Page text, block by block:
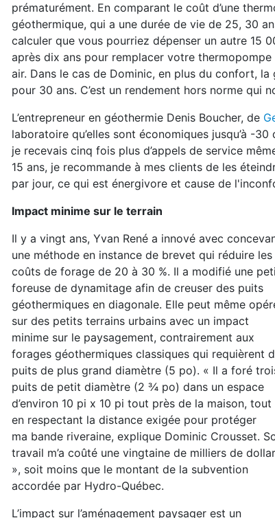
prématurément. En comparant le coût d’une
géothermique, qui a une durée de vie de 25, 30
calculer que vous pourriez dépenser un autre 15
après dix ans pour remplacer votre thermopompe
air. Dans le cas de Dominic, en plus du confort, la
pour 30 ans. C’est un rendement hors norme qui
L’entrepreneur en géothermie Denis Boucher, de
laboratoire qu’elles sont économiques jusqu’à -30
je recevais cinq fois plus d’appels de service
15 ans, je recommande à mes clients de les
par jour, ce qui est énergivore et cause de
Impact minime sur le terrain
Il y a vingt ans, Yvan René a innové avec
une méthode en instance de brevet qui réduire les
coûts de forage de 20 à 30 %. Il a modifié une
foreuse de dynamitage afin de creuser des puits
géothermiques en diagonale. Elle peut même
sur des petits terrains urbains avec un impact
minime sur le paysagement, contrairement aux
forages géothermiques classiques qui requièrent
puits de plus grand diamètre (5 po). « Il a foré
puits de petit diamètre (2 ¾ po) dans un espace
d’environ 10 pi x 10 pi tout près de la maison, tout
en respectant la distance exigée pour protéger
ma bande riveraine, explique Dominic Crousset.
travail m’a coûté une vingtaine de milliers de
», soit moins que le montant de la subvention
accordée par Hydro-Québec.
L’impact sur l’aménagement paysager est un